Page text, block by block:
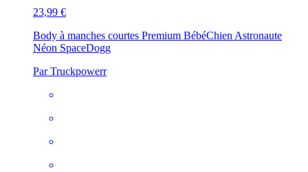
23,99 €
Body à manches courtes Premium BébéChien Astronaute
Néon SpaceDogg
Par Truckpowerr